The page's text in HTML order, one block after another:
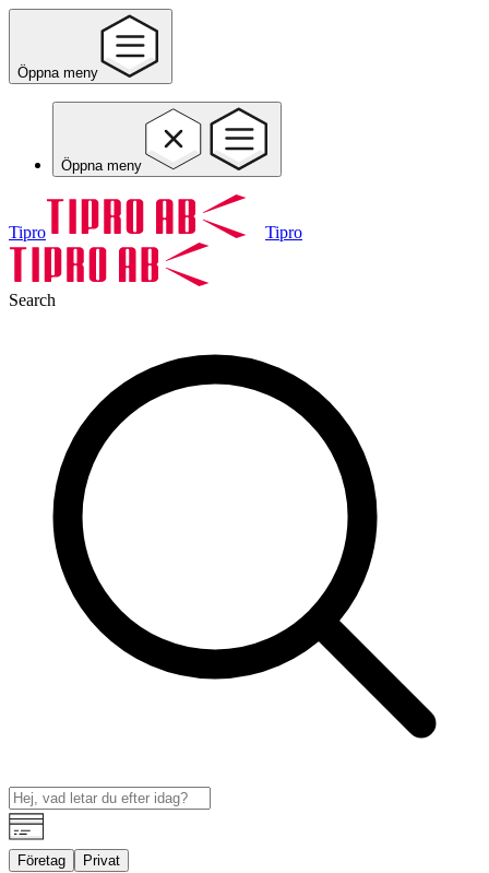
Öppna meny
Öppna meny
Tipro Tipro
Search
Företag Privat